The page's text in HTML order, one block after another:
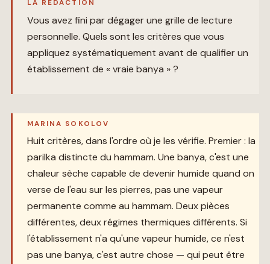
LA RÉDACTION
Vous avez fini par dégager une grille de lecture
personnelle. Quels sont les critères que vous
appliquez systématiquement avant de qualifier un
établissement de « vraie banya » ?
MARINA SOKOLOV
Huit critères, dans l'ordre où je les vérifie. Premier : la
parilka distincte du hammam. Une banya, c'est une
chaleur sèche capable de devenir humide quand on
verse de l'eau sur les pierres, pas une vapeur
permanente comme au hammam. Deux pièces
différentes, deux régimes thermiques différents. Si
l'établissement n'a qu'une vapeur humide, ce n'est
pas une banya, c'est autre chose — qui peut être